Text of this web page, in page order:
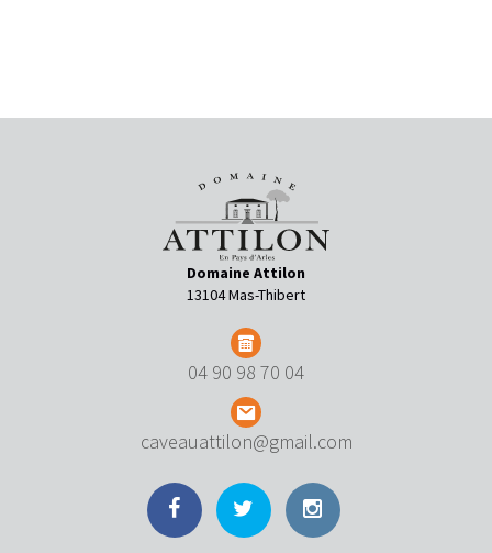
Domaine Attilon
13104 Mas-Thibert
04 90 98 70 04
caveauattilon@gmail.com